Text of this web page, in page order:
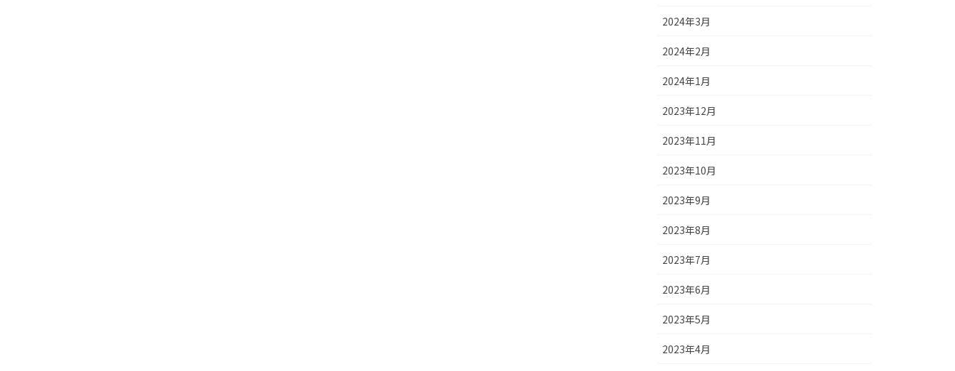
2024年3月
2024年2月
2024年1月
2023年12月
2023年11月
2023年10月
2023年9月
2023年8月
2023年7月
2023年6月
2023年5月
2023年4月